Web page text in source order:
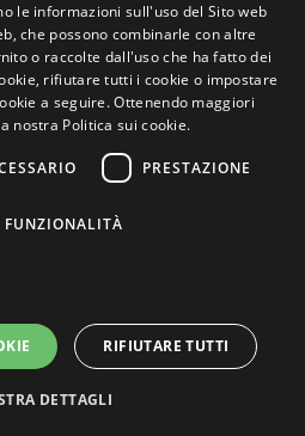
S/N. Apdo 100 .
(Zaragoza) Spagna
976 462 121
S.A. 2026
ITALIAN
PORTUGUESE
le informazioni sull'uso del Sito web
che possono combinarle con altre
o raccolte dall'uso che ha fatto dei
rifiutare tutti i cookie o impostare
a seguire. Ottenendo maggiori
nostra Politica sui cookie.
PRESTAZIONE
FUNZIONALITÀ
RIFIUTARE TUTTI
DETTAGLI